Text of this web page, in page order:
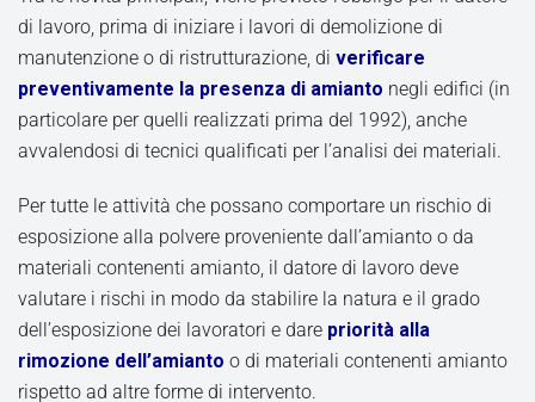
di lavoro, prima di iniziare i lavori di demolizione di
manutenzione o di ristrutturazione, di verificare
preventivamente la presenza di amianto negli edifici (in
particolare per quelli realizzati prima del 1992), anche
avvalendosi di tecnici qualificati per l’analisi dei materiali.
Per tutte le attività che possano comportare un rischio di
esposizione alla polvere proveniente dall’amianto o da
materiali contenenti amianto, il datore di lavoro deve
valutare i rischi in modo da stabilire la natura e il grado
dell’esposizione dei lavoratori e dare priorità alla
rimozione dell’amianto o di materiali contenenti amianto
rispetto ad altre forme di intervento.